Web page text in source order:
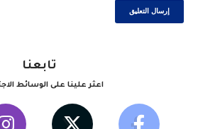
تابعنا
اعثر علينا على الوسائط